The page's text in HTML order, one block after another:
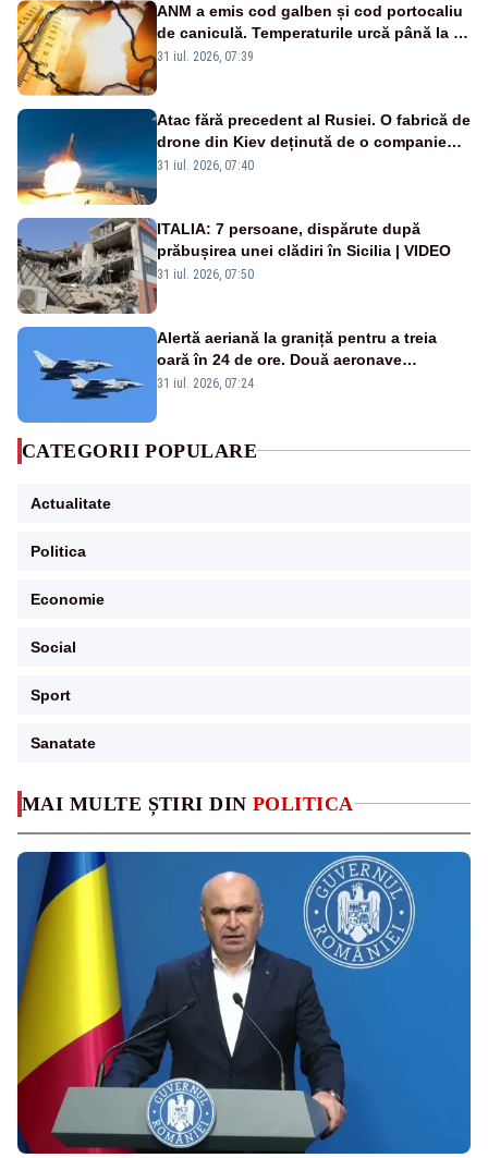
MAI MULTE ȘTIRI DIN POLITICA
ANM a emis cod galben și cod portocaliu
de caniculă. Temperaturile urcă până la 38
de grade, iar nopțile devin tropicale
31 iul. 2026, 07:39
Atac fără precedent al Rusiei. O fabrică de
drone din Kiev deținută de o companie
americană, distrusă de o rachetă
31 iul. 2026, 07:40
ITALIA: 7 persoane, dispărute după
prăbușirea unei clădiri în Sicilia | VIDEO
31 iul. 2026, 07:50
Alertă aeriană la graniță pentru a treia
oară în 24 de ore. Două aeronave
Eurofighter britanice au fost ridicate de la
31 iul. 2026, 07:24
CATEGORII POPULARE
Actualitate
Politica
Economie
Social
Sport
Sanatate